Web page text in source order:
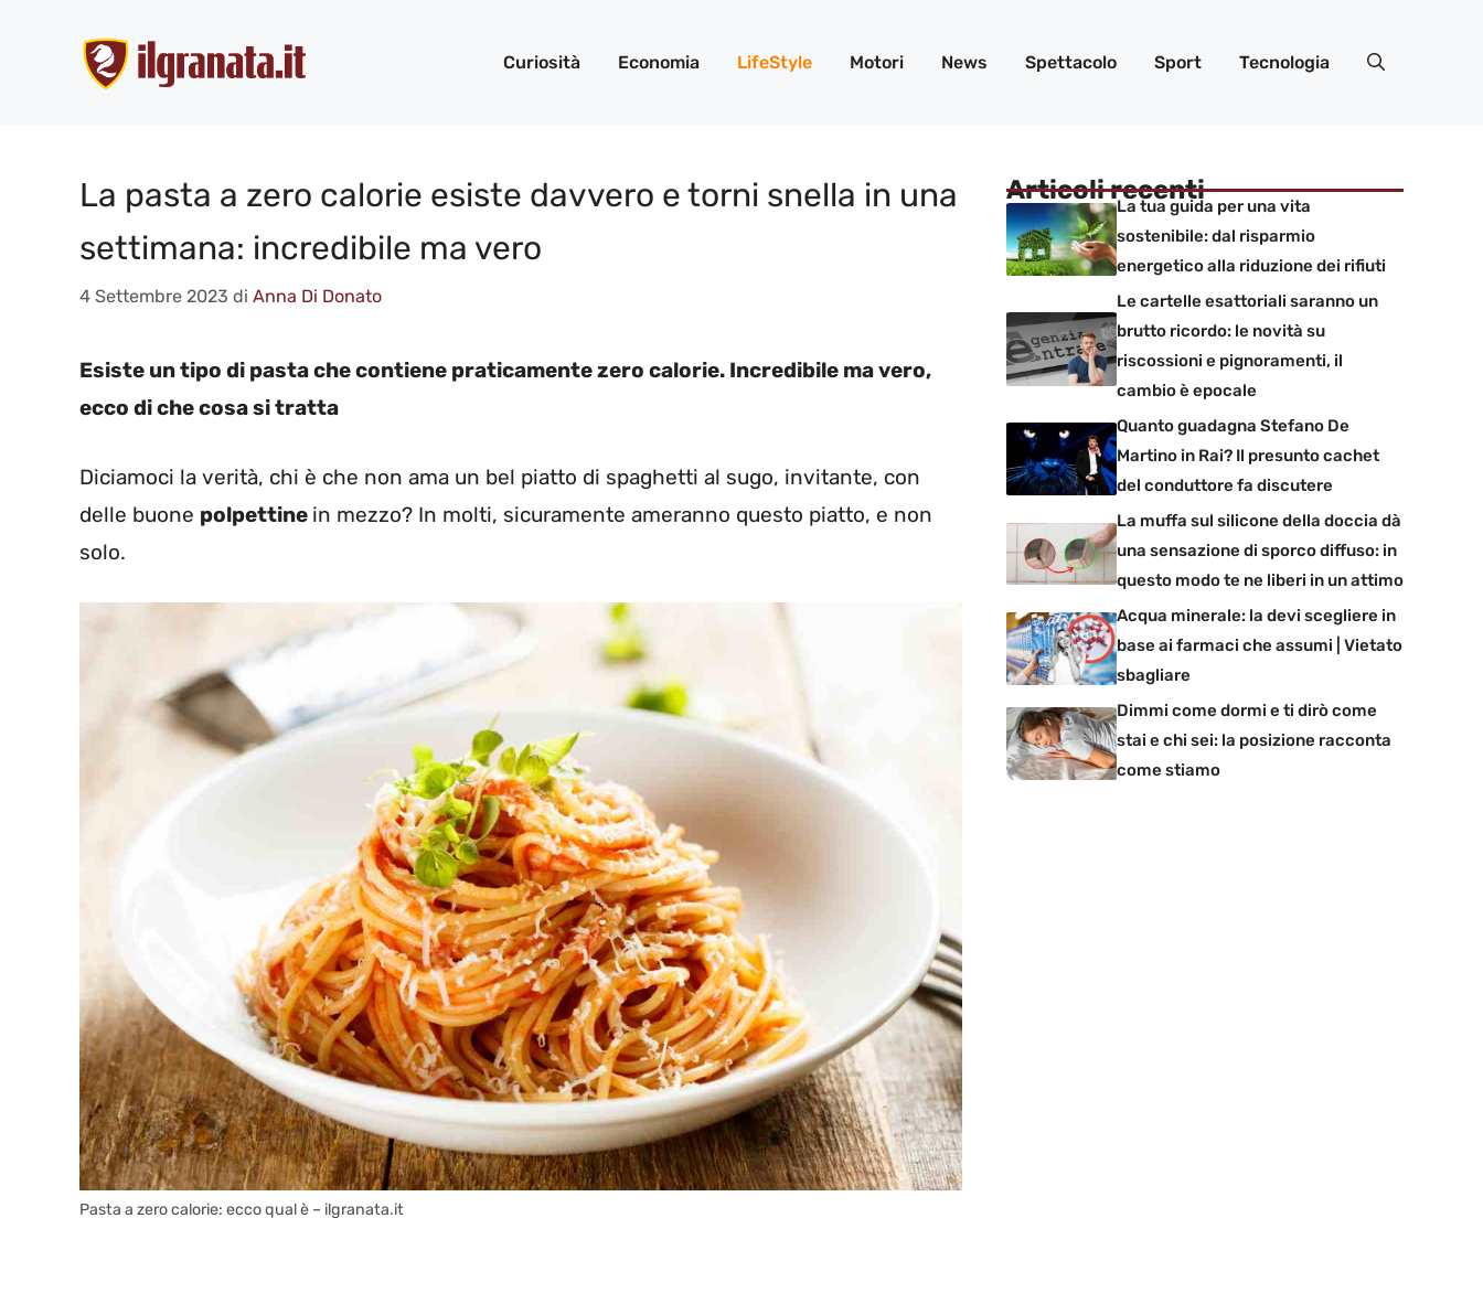
contenuto
Curiosità Economia LifeStyle Motori News Spettacolo Sport Tecnologia
La pasta a zero calorie esiste davvero e torni snella in una
settimana: incredibile ma vero
4 Settembre 2023 di Anna Di Donato
Esiste un tipo di pasta che contiene praticamente zero calorie. Incredibile ma vero,
ecco di che cosa si tratta
Diciamoci la verità, chi è che non ama un bel piatto di spaghetti al sugo, invitante, con
delle buone polpettine in mezzo? In molti, sicuramente ameranno questo piatto, e non
solo.
Pasta a zero calorie: ecco qual è – ilgranata.it
Articoli recenti
La tua guida per una vita
sostenibile: dal risparmio
energetico alla riduzione dei rifiuti
Le cartelle esattoriali saranno un
brutto ricordo: le novità su
riscossioni e pignoramenti, il
cambio è epocale
Quanto guadagna Stefano De
Martino in Rai? Il presunto cachet
del conduttore fa discutere
La muffa sul silicone della doccia dà
una sensazione di sporco diffuso: in
questo modo te ne liberi in un attimo
Acqua minerale: la devi scegliere in
base ai farmaci che assumi | Vietato
sbagliare
Dimmi come dormi e ti dirò come
stai e chi sei: la posizione racconta
come stiamo